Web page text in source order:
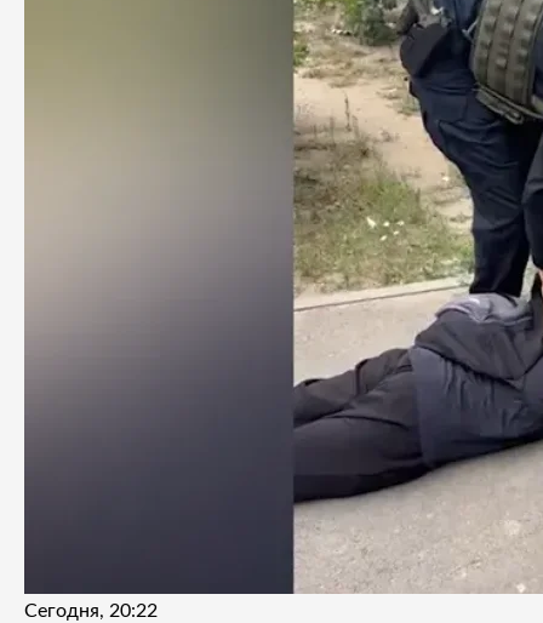
Сегодня, 20:22